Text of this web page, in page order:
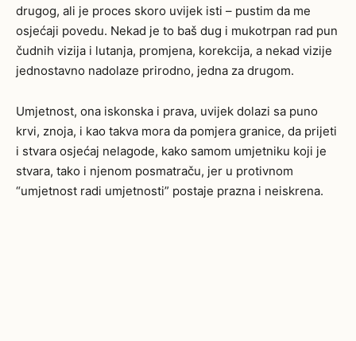
drugog, ali je proces skoro uvijek isti – pustim da me
osjećaji povedu. Nekad je to baš dug i mukotrpan rad pun
čudnih vizija i lutanja, promjena, korekcija, a nekad vizije
jednostavno nadolaze prirodno, jedna za drugom.
Umjetnost, ona iskonska i prava, uvijek dolazi sa puno
krvi, znoja, i kao takva mora da pomjera granice, da prijeti
i stvara osjećaj nelagode, kako samom umjetniku koji je
stvara, tako i njenom posmatraču, jer u protivnom
“umjetnost radi umjetnosti” postaje prazna i neiskrena.